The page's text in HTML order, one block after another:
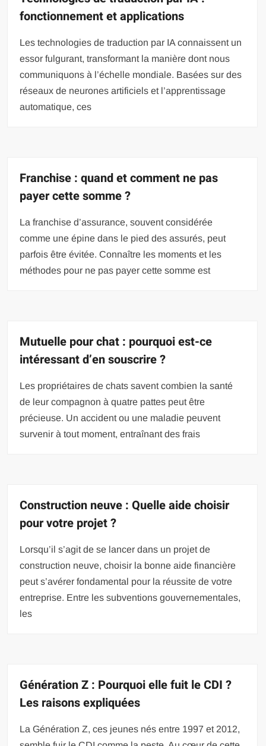
fonctionnement et applications
Les technologies de traduction par IA connaissent un
essor fulgurant, transformant la manière dont nous
communiquons à l’échelle mondiale. Basées sur des
réseaux de neurones artificiels et l’apprentissage
automatique, ces
Franchise : quand et comment ne pas
payer cette somme ?
La franchise d’assurance, souvent considérée
comme une épine dans le pied des assurés, peut
parfois être évitée. Connaître les moments et les
méthodes pour ne pas payer cette somme est
Mutuelle pour chat : pourquoi est-ce
intéressant d’en souscrire ?
Les propriétaires de chats savent combien la santé
de leur compagnon à quatre pattes peut être
précieuse. Un accident ou une maladie peuvent
survenir à tout moment, entraînant des frais
Construction neuve : Quelle aide choisir
pour votre projet ?
Lorsqu’il s’agit de se lancer dans un projet de
construction neuve, choisir la bonne aide financière
peut s’avérer fondamental pour la réussite de votre
entreprise. Entre les subventions gouvernementales,
les
Génération Z : Pourquoi elle fuit le CDI ?
Les raisons expliquées
La Génération Z, ces jeunes nés entre 1997 et 2012,